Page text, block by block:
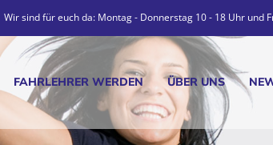
Wir sind für euch da: Montag - Donnerstag 10 - 18 Uhr und
FAHRLEHRER WERDEN ÜBER UNS